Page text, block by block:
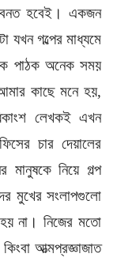
হবেই। একজন
যখন গল্পের মাধ্যমে
পাঠক অনেক সময়
কাছে মনে হয়,
লেখকই এখন
চার দেয়ালের
মানুষকে নিয়ে গল্প
মুখের সংলাপগুলো
না। নিজের মতো
আত্মপ্রজ্ঞাজাত